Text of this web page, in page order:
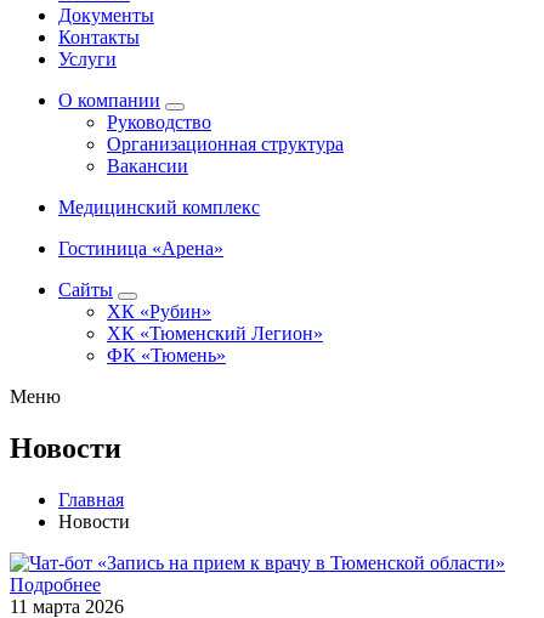
Документы
Контакты
Услуги
О компании
Руководство
Организационная структура
Вакансии
Медицинский комплекс
Гостиница «Арена»
Сайты
ХК «Рубин»
ХК «Тюменский Легион»
ФК «Тюмень»
Меню
Новости
Главная
Новости
Подробнее
11 марта 2026